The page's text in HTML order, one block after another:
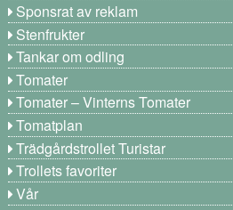
Sponsrat av reklam
Stenfrukter
Tankar om odling
Tomater
Tomater – Vinterns Tomater
Tomatplan
Trädgårdstrollet Turistar
Trollets favoriter
Vår